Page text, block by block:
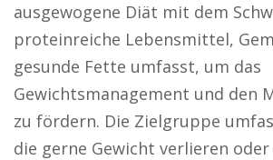
ausgewogene Diät mit dem
proteinreiche Lebensmittel,
gesunde Fette umfasst, um das
Gewichtsmanagement und den
zu fördern. Die Zielgruppe
die gerne Gewicht verlieren oder